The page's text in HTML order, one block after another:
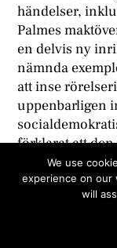
händelser,
Palmes
en delvis ny
nämnda
att inse
uppenbarligen
förklarat att
gen nu ebbat ut.
We use
experience on
will